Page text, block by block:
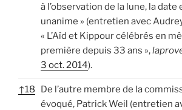
à l’observation de la lune, la date
unanime » (entretien avec
« L’Aïd et Kippour célébrés en
première depuis 33 ans »,
3 oct. 2014).
↑18
De l’autre membre de la
évoqué, Patrick Weil (entretien